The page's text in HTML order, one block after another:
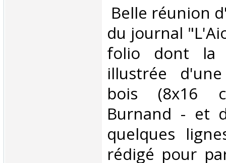
Belle réunion
du journal
folio dont la
illustrée
bois (8x16
Burnand - et
quelques
rédigé pour